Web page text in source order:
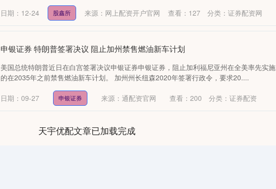
日期：12-24 股鑫所 来源：网上配资开户官网 查看： 127 分类：证券配资网
申银证券 特朗普签署决议 阻止加州禁售燃油新车计划
美国总统特朗普近日在白宫签署决议申银证券申银证券，阻止加利福尼亚州在全美率先实施
的在2035年之前禁售燃油新车计划。 加州州长纽森2020年签署行政令，要求20....
日期：09-27 申银证券 来源：通配资官网 查看：200 分类：证券配资
天宇优配文章已加载完成
3940.04 39.68 1.02% 深证成指 14311.01 200.89